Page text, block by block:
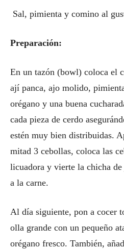
Sal, pimienta y comino al
Preparación:
En un tazón (bowl) coloca el
ají panca, ajo molido,
orégano y una buena
cada pieza de cerdo
estén muy bien distribuidas.
mitad 3 cebollas, coloca las
licuadora y vierte la chicha
a la carne.
Al día siguiente, pon a cocer
olla grande con un pequeño
orégano fresco. También,